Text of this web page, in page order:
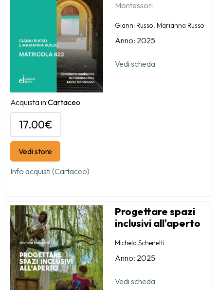
Montessori
Gianni Russo, Marianna Russo
Anno: 2025
Vedi scheda
Acquista in Cartaceo
17.00€
Vedi store
Info acquisti (Cartaceo)
Progettare spazi
inclusivi all'aperto
Michela Schenetti
Anno: 2025
Vedi scheda